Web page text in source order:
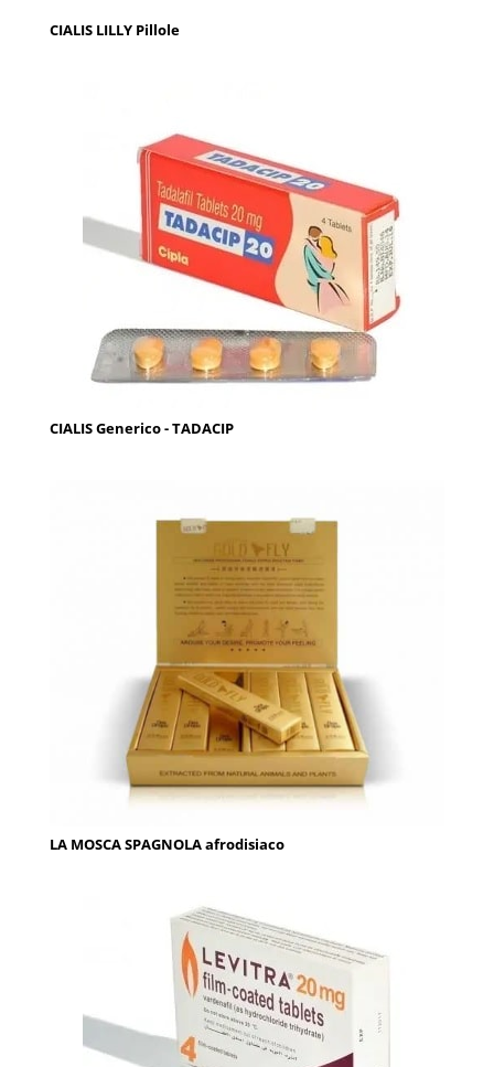
CIALIS LILLY Pillole
CIALIS Generico - TADACIP
LA MOSCA SPAGNOLA afrodisiaco